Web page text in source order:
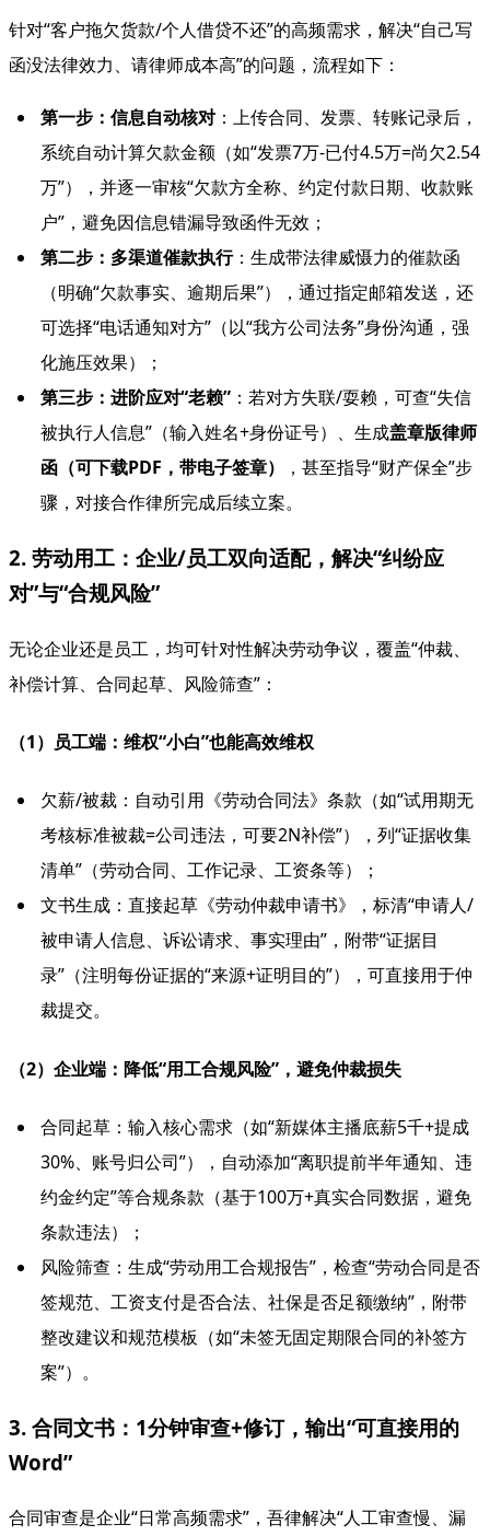
针对“客户拖欠货款/个人借贷不还”的高频需求，解决“自己写
函没法律效力、请律师成本高”的问题，流程如下：
第一步：信息自动核对：上传合同、发票、转账记录后，
系统自动计算欠款金额（如“发票7万-已付4.5万=尚欠2.54
万”），并逐一审核“欠款方全称、约定付款日期、收款账
户”，避免因信息错漏导致函件无效；
第二步：多渠道催款执行：生成带法律威慑力的催款函
（明确“欠款事实、逾期后果”），通过指定邮箱发送，还
可选择“电话通知对方”（以“我方公司法务”身份沟通，强
化施压效果）；
第三步：进阶应对“老赖”：若对方失联/耍赖，可查“失信
被执行人信息”（输入姓名+身份证号）、生成盖章版律师
函（可下载PDF，带电子签章）
，甚至指导“财产保全”步
骤，对接合作律所完成后续立案。
2. 劳动用工：企业/员工双向适配，解决“纠纷应
对”与“合规风险”
无论企业还是员工，均可针对性解决劳动争议，覆盖“仲裁、
补偿计算、合同起草、风险筛查”：
（1）员工端：维权“小白”也能高效维权
欠薪/被裁：自动引用《劳动合同法》条款（如“试用期无
考核标准被裁=公司违法，可要2N补偿”），列“证据收集
清单”（劳动合同、工作记录、工资条等）；
文书生成：直接起草《劳动仲裁申请书》，标清“申请人/
被申请人信息、诉讼请求、事实理由”，附带“证据目
录”（注明每份证据的“来源+证明目的”），可直接用于仲
裁提交。
（2）企业端：降低“用工合规风险”，避免仲裁损失
合同起草：输入核心需求（如“新媒体主播底薪5千+提成
30%、账号归公司”），自动添加“离职提前半年通知、违
约金约定”等合规条款（基于100万+真实合同数据，避免
条款违法）；
风险筛查：生成“劳动用工合规报告”，检查“劳动合同是否
签规范、工资支付是否合法、社保是否足额缴纳”，附带
整改建议和规范模板（如“未签无固定期限合同的补签方
案”）。
3. 合同文书：1分钟审查+修订，输出“可直接用的
Word”
合同审查是企业“日常高频需求”，吾律解决“人工审查慢、漏